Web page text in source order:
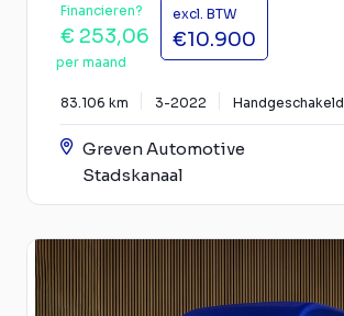
Financieren?
€ 253,06
per maand
excl. BTW
€10.900
83.106 km 3-2022 Handgeschakeld
Greven Automotive
Stadskanaal